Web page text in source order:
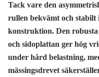
Tack vare den
rullen bekvämt och
konstruktion. Den
och sidoplattan ger hög
under hård belastning,
mässingsdrevet